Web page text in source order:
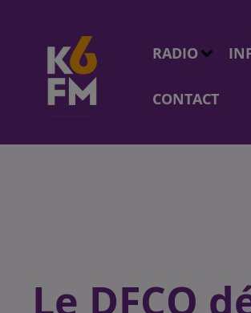
RADIO
CONTACT
Le DFCO